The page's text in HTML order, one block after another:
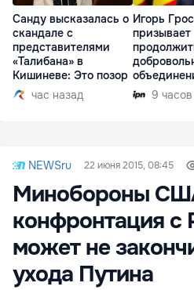
Санду высказалась о
скандале с
представителями
«Талибана» в
Кишиневе: Это позор
час назад
Игорь
9
NEWSru 22 июня 2015, 08:45
Минобороны
конфронтация с
может не
ухода Путина